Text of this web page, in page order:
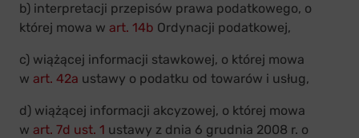
b) interpretacji przepisów prawa podatkowego, o
której mowa w art. 14b Ordynacji podatkowej,
c) wiążącej informacji stawkowej, o której mowa
w art. 42a ustawy o podatku od towarów i usług,
d) wiążącej informacji akcyzowej, o której mowa
w art. 7d ust. 1 ustawy z dnia 6 grudnia 2008 r. o